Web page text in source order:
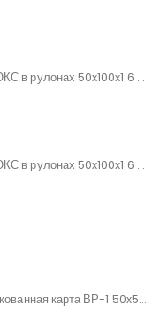
Сетка ПВХ ЛЕПСЕ ЛЮКС в рулонах 50x100x1.6 мм, рулон 1,5x20м
Сетка ПВХ ЛЕПСЕ ЛЮКС в рулонах 50x100x1.6 мм, рулон 1,8x20м
Сетка сварная неоцинкованная карта ВР-1 50x50x3 мм, карта 0,35x2